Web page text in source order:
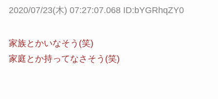
2020/07/23(木) 07:27:07.068 ID:bYGRhqZY0
家族とかいなそう(笑)
家庭とか持ってなさそう(笑)